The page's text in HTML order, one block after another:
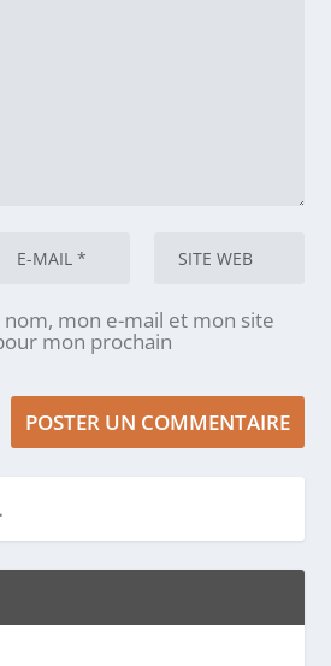
mon e-mail et mon site
mon prochain